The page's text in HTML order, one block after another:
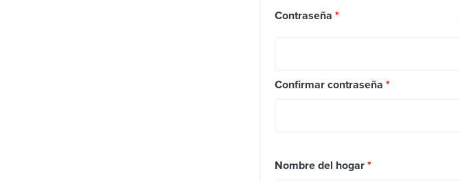
Contraseña*
Confirmar contraseña*
Nombre del hogar*